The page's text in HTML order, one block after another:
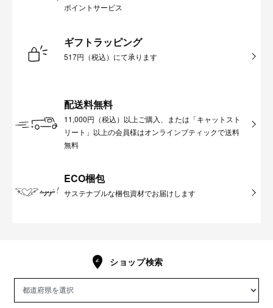
ポイントサービス
ギフトラッピング
517円（税込）にて承ります
配送料無料
11,000円（税込）以上ご購入、または「キャットスト
リート」以上の会員様はオンラインブティックで送料
無料
ECO梱包
サステナブルな梱包資材でお届けします
ショップ検索